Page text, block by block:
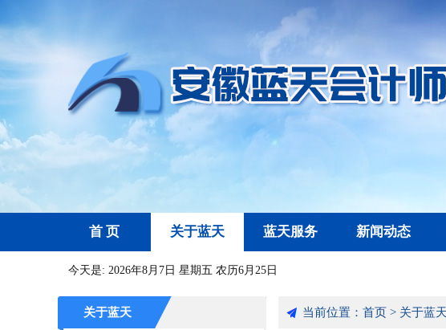
首 页 关于蓝天 蓝天服务 新闻动态
今天是: 2026年8月7日 星期五 农历6月25日
关于蓝天 当前位置： 首页 > 关于蓝天